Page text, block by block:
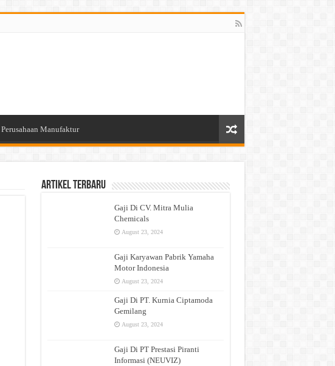
Perusahaan Manufaktur
Artikel Terbaru
Gaji Di CV. Mitra Mulia
Chemicals
August 23, 2024
Gaji Karyawan Pabrik Yamaha
Motor Indonesia
August 23, 2024
Gaji Di PT. Kurnia Ciptamoda
Gemilang
August 23, 2024
Gaji Di PT Prestasi Piranti
Informasi (NEUVIZ)